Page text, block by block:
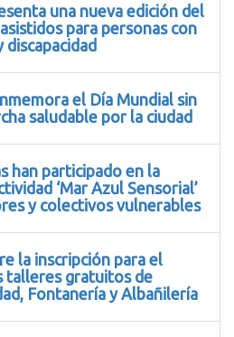
una nueva edición del
para personas con
el Día Mundial sin
saludable por la ciudad
han participado en la
‘Mar Azul Sensorial’
y colectivos vulnerables
la inscripción para el
talleres gratuitos de
Fontanería y Albañilería